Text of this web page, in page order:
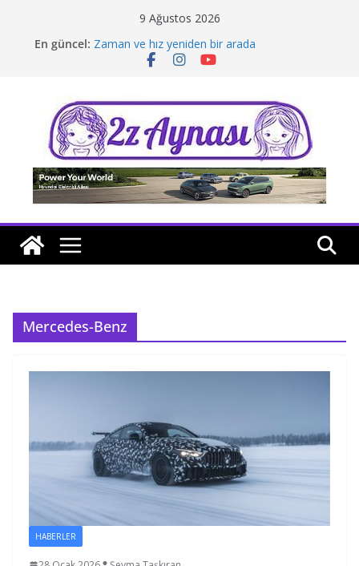
9 Ağustos 2026
En güncel: Zaman ve hız yeniden bir arada
Borusan Next Bodrum’da açıldı
Tatil rotasında test sürüşü
Mercedes-Benz
HABERLER